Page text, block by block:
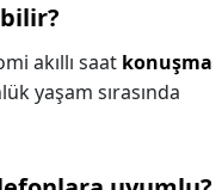
akıllı saat konuşma
yaşam sırasında